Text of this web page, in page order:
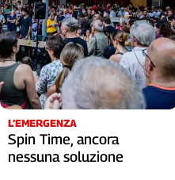
L’EMERGENZA
Spin Time, ancora
nessuna soluzione